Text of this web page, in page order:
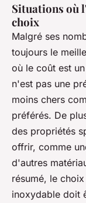
Situations où
choix
Malgré ses
toujours le
où le coût est
n'est pas une
moins chers
préférés. De
des propriétés
offrir, comme
d'autres
résumé, le
inoxydable doit